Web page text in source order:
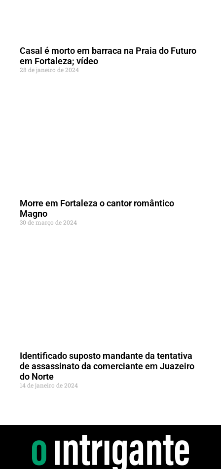
Casal é morto em barraca na Praia do Futuro
em Fortaleza; vídeo
28 de janeiro de 2024
Morre em Fortaleza o cantor romântico
Magno
30 de março de 2024
Identificado suposto mandante da tentativa
de assassinato da comerciante em Juazeiro
do Norte
14 de janeiro de 2024